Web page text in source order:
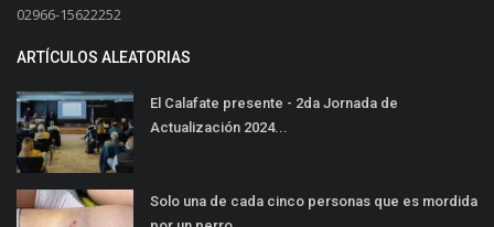
02966-15622252
ARTÍCULOS ALEATORIAS
El Calafate presente - 2da Jornada de
Actualización 2024...
Solo una de cada cinco personas que es mordida